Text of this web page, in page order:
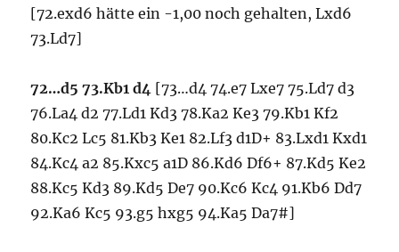
[72.exd6 hätte ein -1,00 noch gehalten, Lxd6
73.Ld7]
72…d5 73.Kb1 d4 [73…d4 74.e7 Lxe7 75.Ld7 d3
76.La4 d2 77.Ld1 Kd3 78.Ka2 Ke3 79.Kb1 Kf2
80.Kc2 Lc5 81.Kb3 Ke1 82.Lf3 d1D+ 83.Lxd1 Kxd1
84.Kc4 a2 85.Kxc5 a1D 86.Kd6 Df6+ 87.Kd5 Ke2
88.Kc5 Kd3 89.Kd5 De7 90.Kc6 Kc4 91.Kb6 Dd7
92.Ka6 Kc5 93.g5 hxg5 94.Ka5 Da7#]